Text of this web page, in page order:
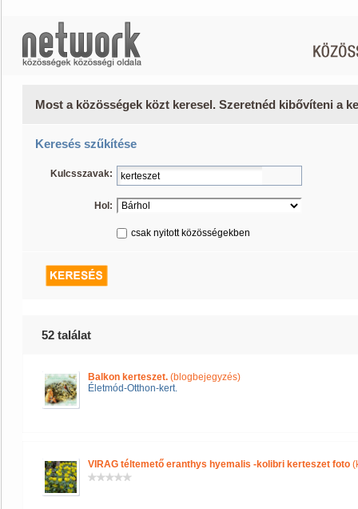
Most a közösségek közt keresel. Szeretnéd kibővíteni a
Keresés szűkítése
Kulcsszavak:
Hol:
csak nyitott közösségekben
52 találat
Balkon kerteszet. (blogbejegyzés)
Életmód-Otthon-kert.
VIRAG téltemető eranthys hyemalis -kolibri kerteszet foto